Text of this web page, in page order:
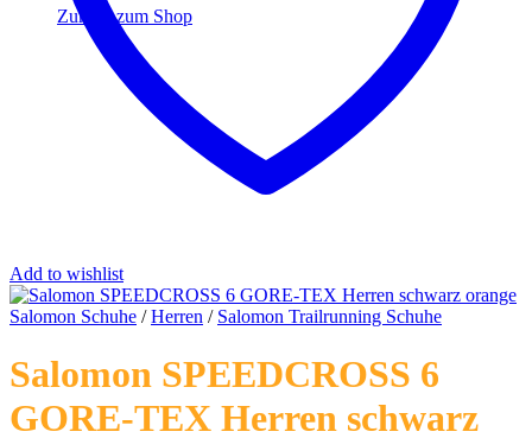
Zurück zum Shop
Add to wishlist
Salomon Schuhe / Herren / Salomon Trailrunning Schuhe
Salomon SPEEDCROSS 6
GORE-TEX Herren schwarz